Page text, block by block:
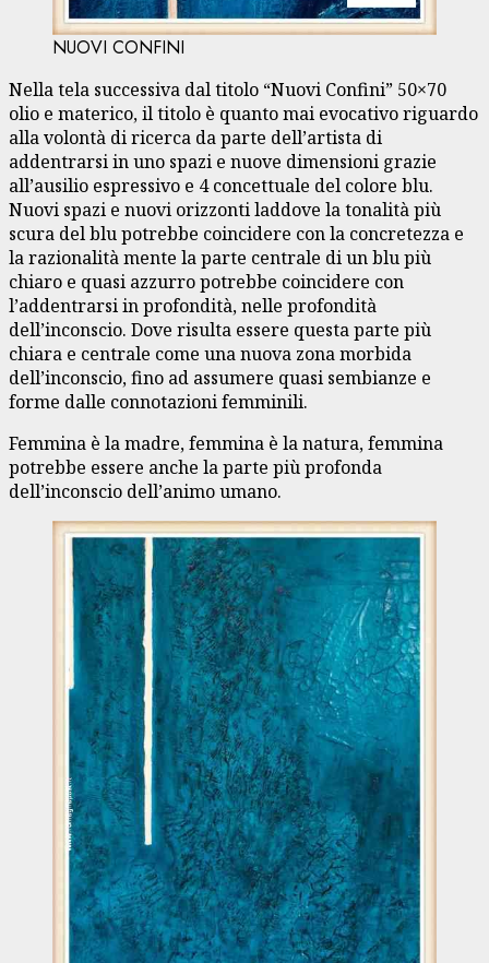
NUOVI CONFINI
Nella tela successiva dal titolo “Nuovi Confini” 50×70
olio e materico, il titolo è quanto mai evocativo riguardo
alla volontà di ricerca da parte dell’artista di
addentrarsi in uno spazi e nuove dimensioni grazie
all’ausilio espressivo e 4 concettuale del colore blu.
Nuovi spazi e nuovi orizzonti laddove la tonalità più
scura del blu potrebbe coincidere con la concretezza e
la razionalità mente la parte centrale di un blu più
chiaro e quasi azzurro potrebbe coincidere con
l’addentrarsi in profondità, nelle profondità
dell’inconscio. Dove risulta essere questa parte più
chiara e centrale come una nuova zona morbida
dell’inconscio, fino ad assumere quasi sembianze e
forme dalle connotazioni femminili.
Femmina è la madre, femmina è la natura, femmina
potrebbe essere anche la parte più profonda
dell’inconscio dell’animo umano.